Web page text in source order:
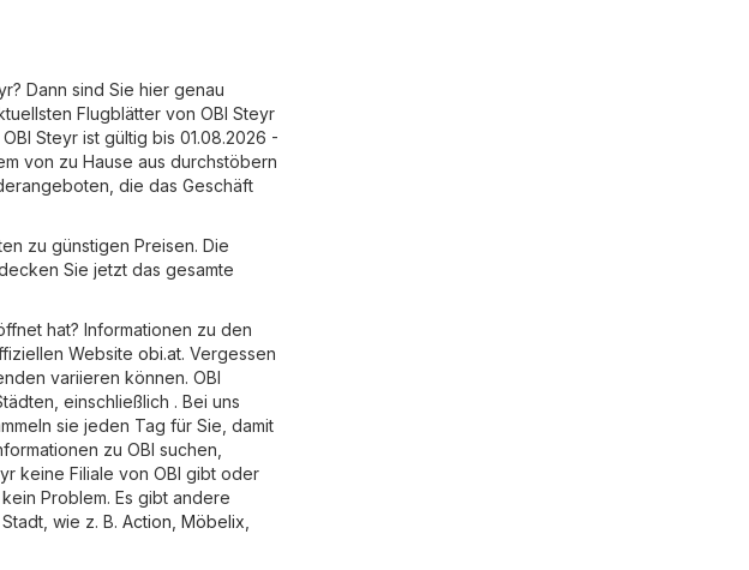
Dann sind Sie hier genau
Flugblätter von OBI Steyr
Steyr ist gültig bis 01.08.2026 -
von zu Hause aus durchstöbern
die das Geschäft
zu günstigen Preisen. Die
Sie jetzt das gesamte
hat? Informationen zu den
Website obi.at. Vergessen
variieren können. OBI
einschließlich . Bei uns
sie jeden Tag für Sie, damit
zu OBI suchen,
keine Filiale von OBI gibt oder
Problem. Es gibt andere
wie z. B. Action Möbelix